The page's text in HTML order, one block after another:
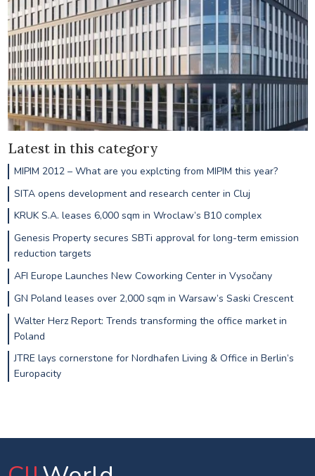
Latest in this category
MIPIM 2012 – What are you explcting from MIPIM this year?
SITA opens development and research center in Cluj
KRUK S.A. leases 6,000 sqm in Wroclaw’s B10 complex
Genesis Property secures SBTi approval for long-term emission
reduction targets
AFI Europe Launches New Coworking Center in Vysočany
GN Poland leases over 2,000 sqm in Warsaw’s Saski Crescent
Walter Herz Report: Trends transforming the office market in
Poland
JTRE lays cornerstone for Nordhafen Living & Office in Berlin’s
Europacity